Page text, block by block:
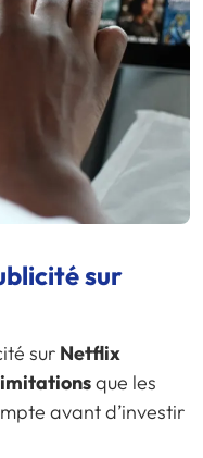
sur
sur Netflix
que les
avant d’investir